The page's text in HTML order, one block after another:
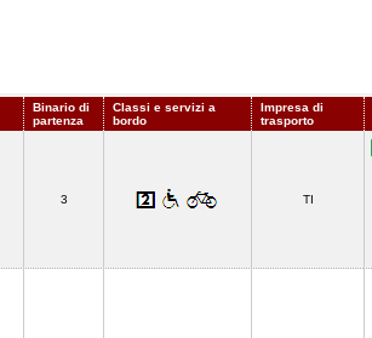
Binario di
partenza
Classi e servizi a
bordo
Impresa di
trasporto
3 TI